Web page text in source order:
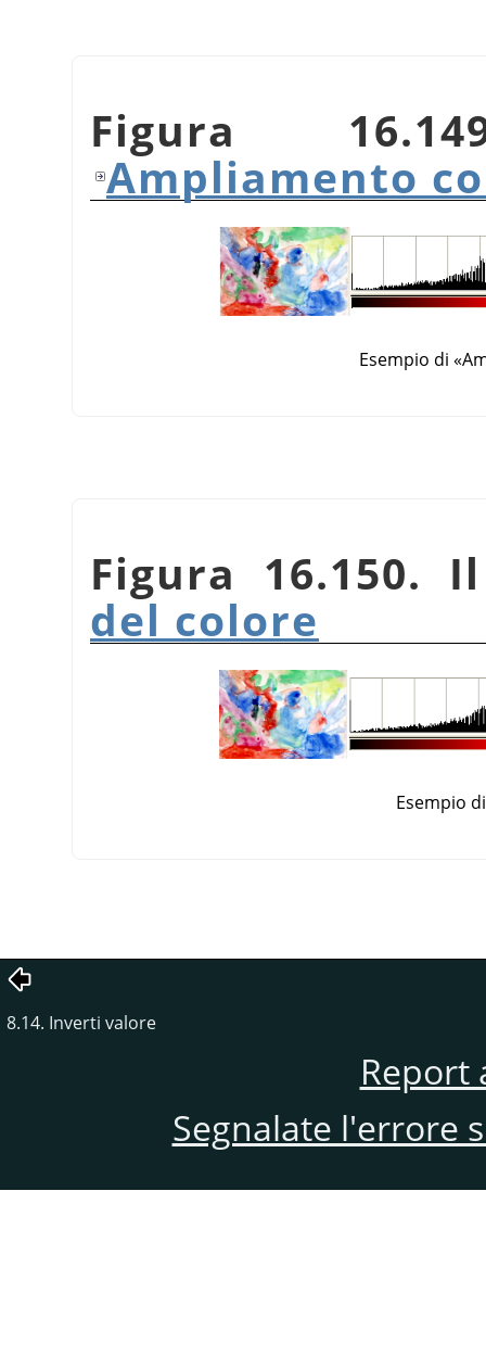
Figura
Ampliamento
Esempio di «
Figura 16.150.
del colore
Esempio
8.14. Inverti valore
Report
Segnalate l'errore